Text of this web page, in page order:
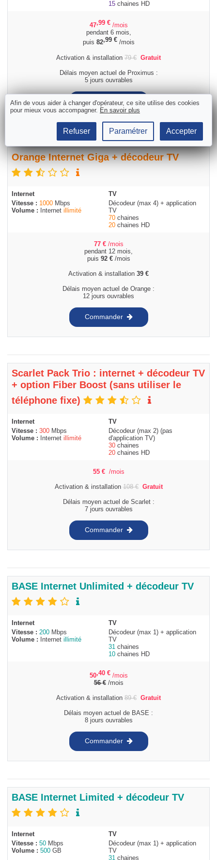
15 chaines HD
47,99 € /mois
pendant 6 mois,
puis 82,99 €/mois
Activation & installation 79€ Gratuit
Délais moyen actuel de Proximus :
5 jours ouvrables
Commander
Orange Internet Giga + décodeur TV
Internet
Vitesse : 1000 Mbps
Volume : Internet illimité
TV
Décodeur (max 4) + application
TV
70 chaines
20 chaines HD
77 € /mois
pendant 12 mois,
puis 92 €/mois
Activation & installation 39 €
Délais moyen actuel de Orange :
12 jours ouvrables
Commander
Scarlet Pack Trio : internet + décodeur TV
+ option Fiber Boost (sans utiliser le
téléphone fixe)
Internet
Vitesse : 300 Mbps
Volume : Internet illimité
TV
Décodeur (max 2) (pas
d'application TV)
30 chaines
20 chaines HD
55 € /mois
Activation & installation108€ Gratuit
Délais moyen actuel de Scarlet :
7 jours ouvrables
Commander
BASE Internet Unlimited + décodeur TV
Internet
Vitesse : 200 Mbps
Volume : Internet illimité
TV
Décodeur (max 1) + application
TV
31 chaines
10 chaines HD
50,40 € /mois
56€/mois
Activation & installation 89€ Gratuit
Délais moyen actuel de BASE :
8 jours ouvrables
Commander
BASE Internet Limited + décodeur TV
Internet
Vitesse : 50 Mbps
Volume : 500 GB
TV
Décodeur (max 1) + application
TV
31 chaines
Afin de vous aider à changer d'opérateur, ce site utilise des cookies
pour mieux vous accompagner. En savoir plus
Refuser Paramétrer Accepter